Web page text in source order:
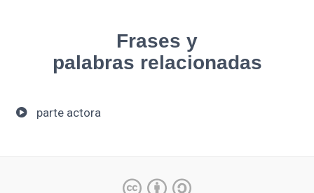
Frases y
palabras relacionadas
parte actora